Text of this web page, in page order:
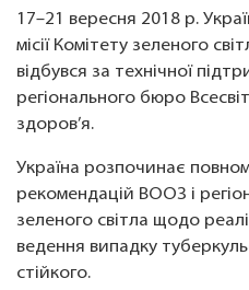
17–21 вересня 2018 р.
місії Комітету зеленого
відбувся за технічної
регіонального бюро
здоров’я.
Україна розпочинає
рекомендацій ВООЗ і
зеленого світла щодо
ведення випадку
стійкого.